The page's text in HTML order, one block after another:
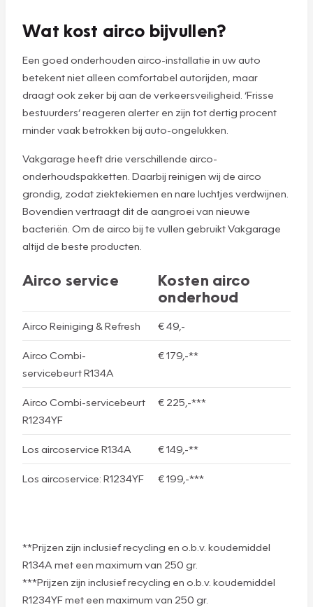
Wat kost airco bijvullen?
Een goed onderhouden airco-installatie in uw auto
betekent niet alleen comfortabel autorijden, maar
draagt ook zeker bij aan de verkeersveiligheid. ‘Frisse
bestuurders’ reageren alerter en zijn tot dertig procent
minder vaak betrokken bij auto-ongelukken.
Vakgarage heeft drie verschillende airco-
onderhoudspakketten. Daarbij reinigen wij de airco
grondig, zodat ziektekiemen en nare luchtjes verdwijnen.
Bovendien vertraagt dit de aangroei van nieuwe
bacteriën. Om de airco bij te vullen gebruikt Vakgarage
altijd de beste producten.
Airco service
Kosten airco
onderhoud
Airco Reiniging & Refresh € 49,-
Airco Combi-
servicebeurt R134A
€ 179,-**
Airco Combi-servicebeurt
R1234YF
€ 225,-***
Los aircoservice R134A € 149,-**
Los aircoservice: R1234YF € 199,-***
**Prijzen zijn inclusief recycling en o.b.v. koudemiddel
R134A met een maximum van 250 gr.
***Prijzen zijn inclusief recycling en o.b.v. koudemiddel
R1234YF met een maximum van 250 gr.